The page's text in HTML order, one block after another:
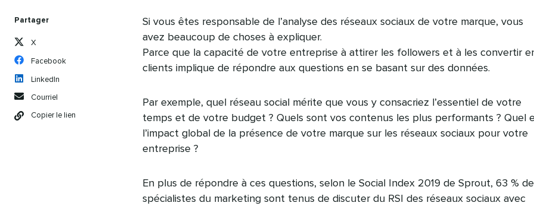
Partager
X
Facebook
LinkedIn
Courriel
Copier le lien
Si vous êtes responsable de l’analyse des réseaux sociaux de votre marque, vous
avez beaucoup de choses à expliquer.
Parce que la capacité de votre entreprise à attirer les followers et à les convertir
clients implique de répondre aux questions en se basant sur des données.
Par exemple, quel réseau social mérite que vous y consacriez l’essentiel de votre
temps et de votre budget ? Quels sont vos contenus les plus performants ? Quel
l’impact global de la présence de votre marque sur les réseaux sociaux pour votre
entreprise ?
En plus de répondre à ces questions, selon le Social Index 2019 de Sprout, 63 %
spécialistes du marketing sont tenus de discuter du RSI des réseaux sociaux avec